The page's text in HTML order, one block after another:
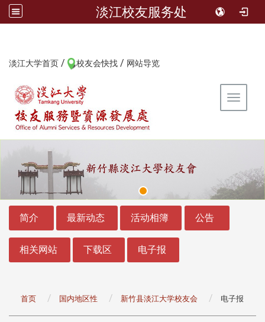
淡江校友服务处
淡江大学首页 / 校友会快找 / 网站导览
Toggle
简介 最新动态 活动相簿 公告
相关网站 下载区 电子报
首页 国内地区性 新竹县淡江大学校友会 电子报